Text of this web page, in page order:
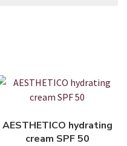
AESTHETICO hydrating
cream SPF 50